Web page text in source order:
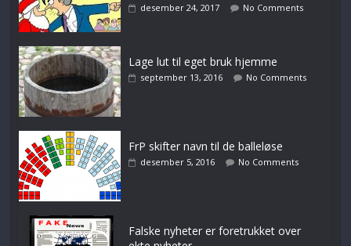
desember 24, 2017 No Comments
Lage lut til eget bruk hjemme
september 13, 2016 No Comments
FrP skifter navn til de balleløse
desember 5, 2016 No Comments
Falske nyheter er foretrukket over